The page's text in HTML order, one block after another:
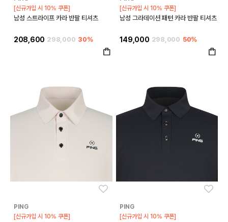
[신규가입 시 10% 쿠폰]
남성 스트라이프 카라 반팔 티셔츠
208,600 298,000 30%
[신규가입 시 10% 쿠폰]
남성 그라데이션 패턴 카라 반팔 티셔츠
149,000 298,000 50%
PING
[신규가입 시 10% 쿠폰]
PING
[신규가입 시 10% 쿠폰]